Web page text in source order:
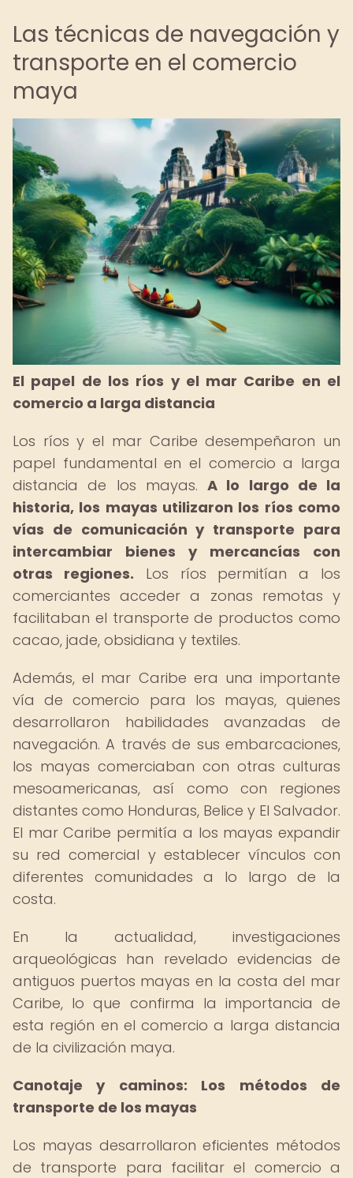
Las técnicas de navegación y
transporte en el comercio
maya
El papel de los ríos y el mar Caribe en el
comercio a larga distancia
Los ríos y el mar Caribe desempeñaron un
papel fundamental en el comercio a larga
distancia de los mayas. A lo largo de la
historia, los mayas utilizaron los ríos como
vías de comunicación y transporte para
intercambiar bienes y mercancías con
otras regiones. Los ríos permitían a los
comerciantes acceder a zonas remotas y
facilitaban el transporte de productos como
cacao, jade, obsidiana y textiles.
Además, el mar Caribe era una importante
vía de comercio para los mayas, quienes
desarrollaron habilidades avanzadas de
navegación. A través de sus embarcaciones,
los mayas comerciaban con otras culturas
mesoamericanas, así como con regiones
distantes como Honduras, Belice y El Salvador.
El mar Caribe permitía a los mayas expandir
su red comercial y establecer vínculos con
diferentes comunidades a lo largo de la
costa.
En la actualidad, investigaciones
arqueológicas han revelado evidencias de
antiguos puertos mayas en la costa del mar
Caribe, lo que confirma la importancia de
esta región en el comercio a larga distancia
de la civilización maya.
Canotaje y caminos: Los métodos de
transporte de los mayas
Los mayas desarrollaron eficientes métodos
de transporte para facilitar el comercio a